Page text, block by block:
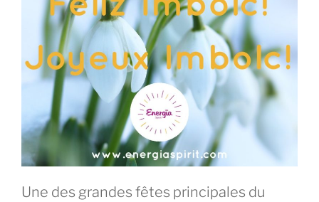
Une des grandes fêtes principales du